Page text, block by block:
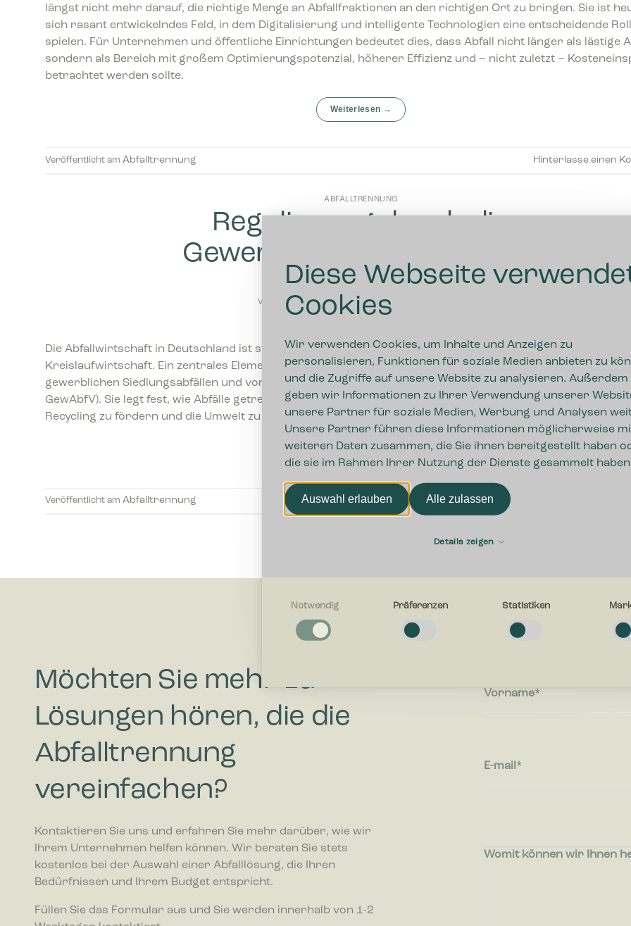
Diese Webseite
Cookies
Wir verwenden Cookies, um Inhalte und Anzeigen zu
personalisieren, Funktionen für soziale Medien anbieten zu
und die Zugriffe auf unsere Website zu analysieren. Außerdem
geben wir Informationen zu Ihrer Verwendung unserer
unsere Partner für soziale Medien, Werbung und Analysen
Unsere Partner führen diese Informationen möglicherweise
weiteren Daten zusammen, die Sie ihnen bereitgestellt haben
die sie im Rahmen Ihrer Nutzung der Dienste gesammelt
Auswahl erlauben Alle zulassen
Details zeigen
Notwendig
Notwendige Cookies helfen dabei, eine Webseite nutzbar zu machen, indem sie
Präferenz-Cookies ermöglichen einer Webseite sich an Informationen zu erinnern,
beeinflussen, wie sich eine Webseite verhält oder aussieht, wie z. B. Ihre bevorzugte
Marketing-Cookies werden verwendet, um Besuchern auf Webseiten zu folgen. Die
Anzeigen zu zeigen, die relevant und ansprechend für den einzelnen Benutzer sind
Notwendig Präferenzen Statistiken
längst nicht mehr darauf, die richtige Menge an Abfallfraktionen an den richtigen Ort zu bringen. Sie ist
sich rasant entwickelndes Feld, in dem Digitalisierung und intelligente Technologien eine entscheidende
spielen. Für Unternehmen und öffentliche Einrichtungen bedeutet dies, dass Abfall nicht länger als lästige
sondern als Bereich mit großem Optimierungspotenzial, höherer Effizienz und – nicht zuletzt –
betrachtet werden sollte.
Weiterlesen →
Veröffentlicht am Abfalltrennung Hinterlasse einen
ABFALLTRENNUNG
Regulierung durch die
Gewerbeabfallverordnung
VERÖFFENTLICHT AMJANUAR 18, 2026
Die Abfallwirtschaft in Deutschland ist stark reguliert und orientiert sich an dem Prinzip einer nachhaltigen
Kreislaufwirtschaft. Ein zentrales Element dieser Regulierung ist die Verordnung über die Bewirtschaftung
gewerblichen Siedlungsabfällen und von bestimmten Bau- und Abbruchabfällen (kurz:
GewAbfV). Sie legt fest, wie Abfälle getrennt, gesammelt, dokumentiert und verwertet werden müssen, um
Recycling zu fördern und die Umwelt zu schützen.
Weiterlesen→
Veröffentlicht am Abfalltrennung
Möchten Sie mehr zu
Lösungen hören, die die
Abfalltrennung
vereinfachen?
Kontaktieren Sie uns und erfahren Sie mehr darüber, wie wir
Ihrem Unternehmen helfen können. Wir beraten Sie stets
kostenlos bei der Auswahl einer Abfalllösung, die Ihren
Bedürfnissen und Ihrem Budget entspricht.
Füllen Sie das Formular aus und Sie werden innerhalb von 1-2
Vorname
E-mail
Womit können wir Ihnen